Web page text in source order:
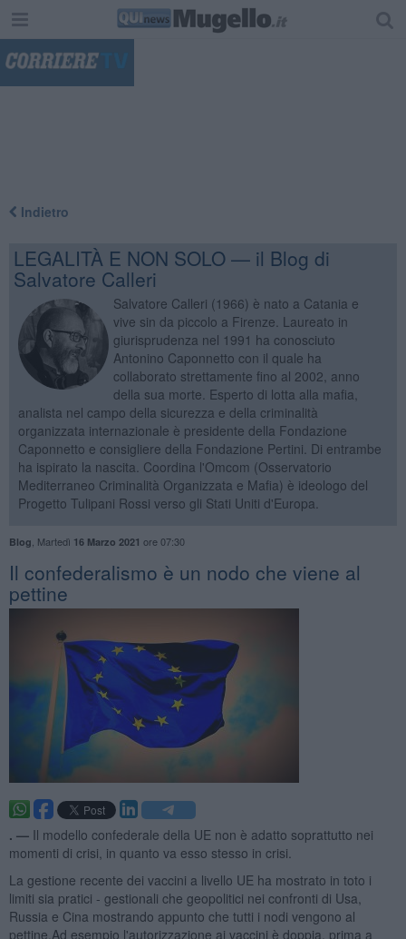
Indietro
LEGALITÀ E NON SOLO — il Blog di
Salvatore Calleri
Salvatore Calleri (1966) è nato a Catania e
vive sin da piccolo a Firenze. Laureato in
giurisprudenza nel 1991 ha conosciuto
Antonino Caponnetto con il quale ha
collaborato strettamente fino al 2002, anno
della sua morte. Esperto di lotta alla mafia,
analista nel campo della sicurezza e della criminalità
organizzata internazionale è presidente della Fondazione
Caponnetto e consigliere della Fondazione Pertini. Di entrambe
ha ispirato la nascita. Coordina l'Omcom (Osservatorio
Mediterraneo Criminalità Organizzata e Mafia) è ideologo del
Progetto Tulipani Rossi verso gli Stati Uniti d'Europa.
Blog Martedì 16 Marzo 2021 ore 07:30
Il confederalismo è un nodo che viene al
pettine
. — Il modello confederale della UE non è adatto soprattutto nei
momenti di crisi, in quanto va esso stesso in crisi.
La gestione recente dei vaccini a livello UE ha mostrato in toto i
limiti sia pratici - gestionali che geopolitici nei confronti di Usa,
Russia e Cina mostrando appunto che tutti i nodi vengono al
pettine.Ad esempio l'autorizzazione ai vaccini è doppia, prima a